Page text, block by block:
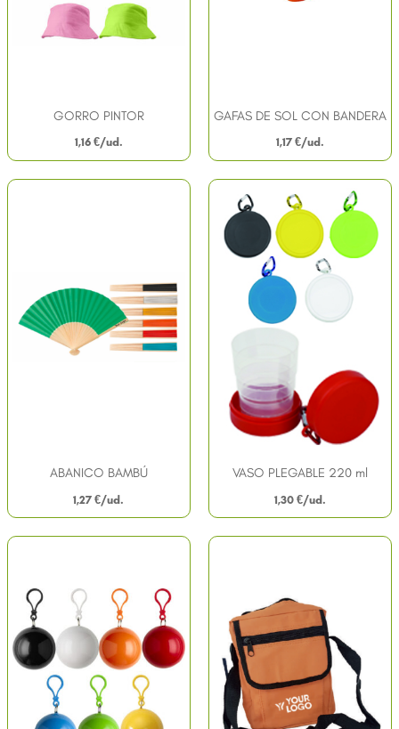
GORRO PINTOR
1,16 €
GAFAS DE SOL CON BANDERA
1,17 €
ABANICO BAMBÚ
1,27 €
VASO PLEGABLE 220 ml
1,30 €